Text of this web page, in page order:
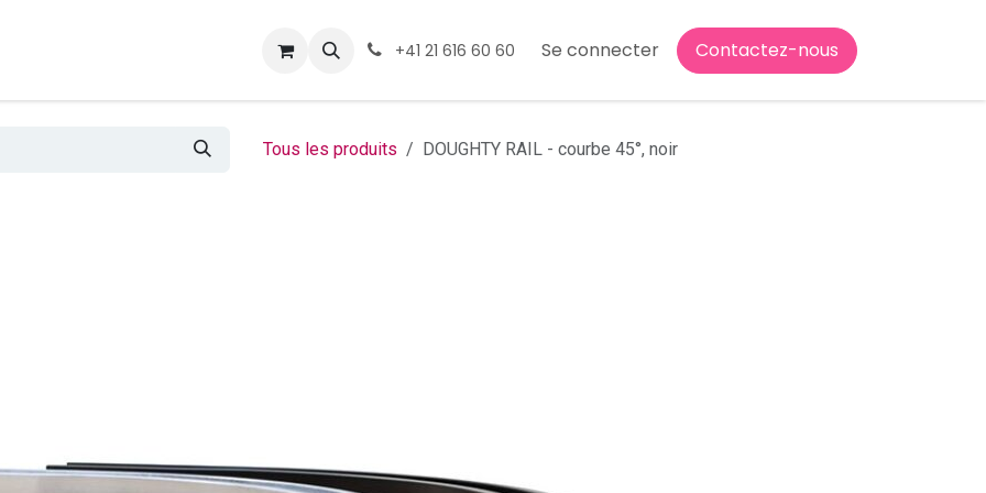
+41 21 616 60 60 Se connecter Contactez-nous
Tous les produits DOUGHTY RAIL - courbe 45°, noir